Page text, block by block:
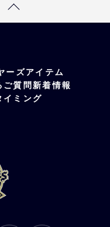
ーズアイテム
ご質問新着情報
イミング